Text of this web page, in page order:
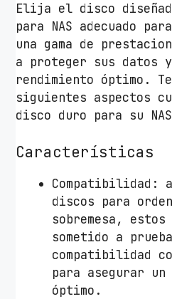
Elija el disco
para NAS adecuado
una gama de
a proteger sus datos
rendimiento óptimo.
siguientes aspectos
disco duro para su
Características
Compatibilidad:
discos para
sobremesa,
sometido a
compatibilidad
para asegurar
óptimo.